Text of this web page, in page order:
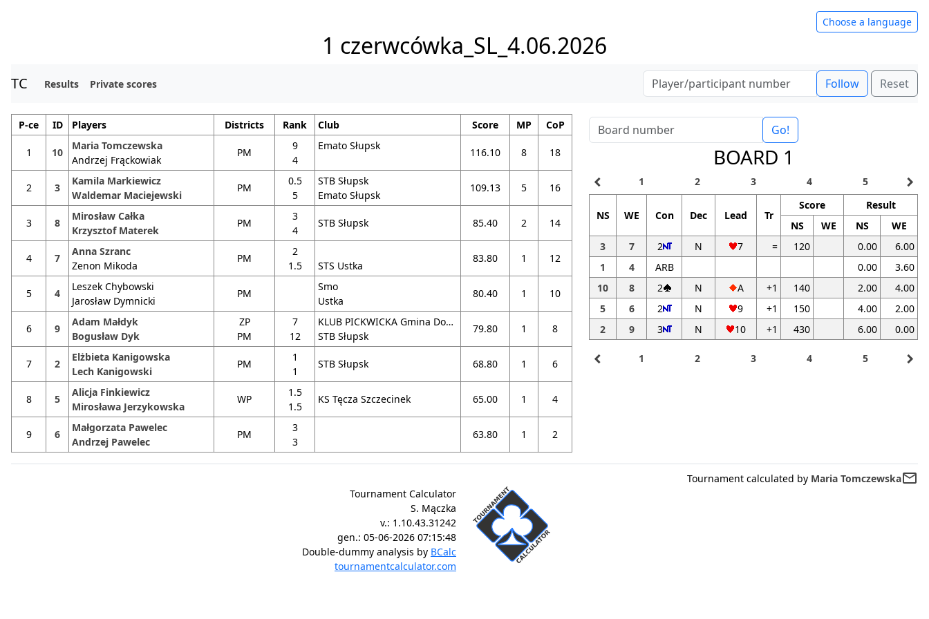
Choose a language
1 czerwcówka_SL_4.06.2026
TC Results Private scores Follow Reset
P-ce ID Players Districts Rank Club Score MP CoP
1 10
Maria Tomczewska
Andrzej Frąckowiak
PM
9
4
Emato Słupsk
116.10 8 18
2 3
Kamila Markiewicz
Waldemar Maciejewski
PM
0.5
5
STB Słupsk
Emato Słupsk
109.13 5 16
3 8
Mirosław Całka
Krzysztof Materek
PM
3
4
STB Słupsk 85.40 2 14
4 7
Anna Szranc
Zenon Mikoda
PM
2
1.5
STS Ustka
83.80 1 12
5 4
Leszek Chybowski
Jarosław Dymnicki
PM
Smo
Ustka
80.40 1 10
6 9
Adam Małdyk
Bogusław Dyk
ZP
PM
7
12
KLUB PICKWICKA Gmina Dobra
STB Słupsk
79.80 1 8
7 2
Elżbieta Kanigowska
Lech Kanigowski
PM
1
1
STB Słupsk 68.80 1 6
8 5
Alicja Finkiewicz
Mirosława Jerzykowska
WP
1.5
1.5
KS Tęcza Szczecinek 65.00 1 4
9 6
Małgorzata Pawelec
Andrzej Pawelec
PM
3
3
63.80 1 2
Go!
BOARD 1
navigate_before 1 2 3 4 5 navigate_next
NS WE Con Dec Lead Tr
Score
Result
NS
WE NS
WE
3
7 2 N 7 = 120 0.00
6.00
1
4 ARB 0.00
3.60
10
8 2 N A +1 140 2.00
4.00
5
6 2 N 9 +1 150 4.00
2.00
2
9 3 N 10 +1 430 6.00 0.00
navigate_before 1 2 3 4 5 navigate_next
Tournament calculated by Maria Tomczewskamail_outline
Tournament Calculator
S. Mączka
v.: 1.10.43.31242
gen.: 05-06-2026 07:15:48
Double-dummy analysis by BCalc
tournamentcalculator.com